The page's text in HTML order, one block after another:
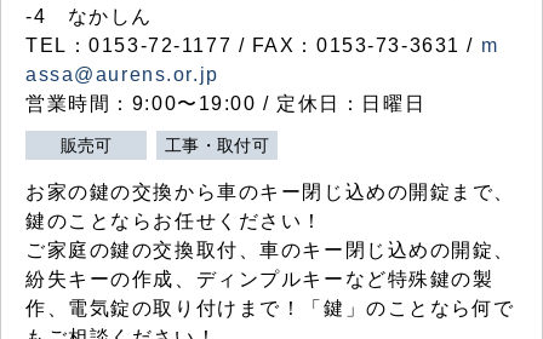
-4 なかしん
TEL：0153-72-1177 / FAX：0153-73-3631 / m
assa@aurens.or.jp
営業時間：9:00〜19:00 / 定休日：日曜日
販売可 工事・取付可
お家の鍵の交換から車のキー閉じ込めの開錠まで、
鍵のことならお任せください！
ご家庭の鍵の交換取付、車のキー閉じ込めの開錠、
紛失キーの作成、ディンプルキーなど特殊鍵の製
作、電気錠の取り付けまで！「鍵」のことなら何で